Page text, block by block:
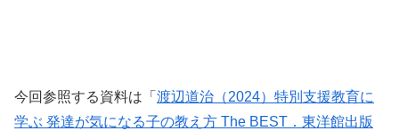
今回参照する資料は「 渡辺道治（2024）特別支援教育に
学ぶ 発達が気になる子の教え方 The BEST．東洋館出版